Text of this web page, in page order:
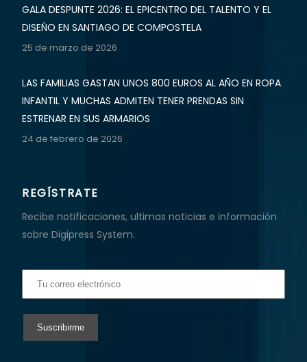
GALA DESPUNTE 2026: EL EPICENTRO DEL TALENTO Y EL
DISEÑO EN SANTIAGO DE COMPOSTELA
25 de marzo de 2026
LAS FAMILIAS GASTAN UNOS 800 EUROS AL AÑO EN ROPA
INFANTIL Y MUCHAS ADMITEN TENER PRENDAS SIN
ESTRENAR EN SUS ARMARIOS
24 de febrero de 2026
REGÍSTRATE
Recibe notificaciones, ultimas noticias e información
sobre Digipress System.